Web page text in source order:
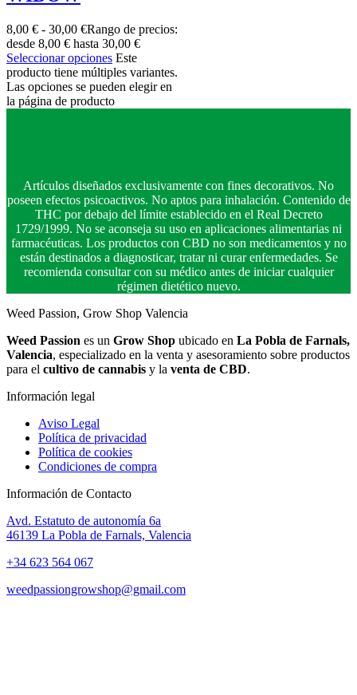
8,00 € - 30,00 €Rango de precios:
desde 8,00 € hasta 30,00 €
Seleccionar opciones Este
producto tiene múltiples variantes.
Las opciones se pueden elegir en
la página de producto
Artículos diseñados exclusivamente con fines decorativos. No
poseen efectos psicoactivos. No aptos para inhalación. Contenido de
THC por debajo del límite establecido en el Real Decreto
1729/1999. No se aconseja su uso en aplicaciones alimentarias ni
farmacéuticas. Los productos con CBD no son medicamentos y no
están destinados a diagnosticar, tratar ni curar enfermedades. Se
recomienda consultar con su médico antes de iniciar cualquier
régimen dietético nuevo.
Weed Passion, Grow Shop Valencia
Weed Passion es un Grow Shop ubicado en La Pobla de Farnals,
Valencia, especializado en la venta y asesoramiento sobre productos
para el cultivo de cannabis y la venta de CBD.
Información legal
Aviso Legal
Política de privacidad
Política de cookies
Condiciones de compra
Información de Contacto
Avd. Estatuto de autonomía 6a
46139 La Pobla de Farnals, Valencia
+34 623 564 067
weedpassiongrowshop@gmail.com